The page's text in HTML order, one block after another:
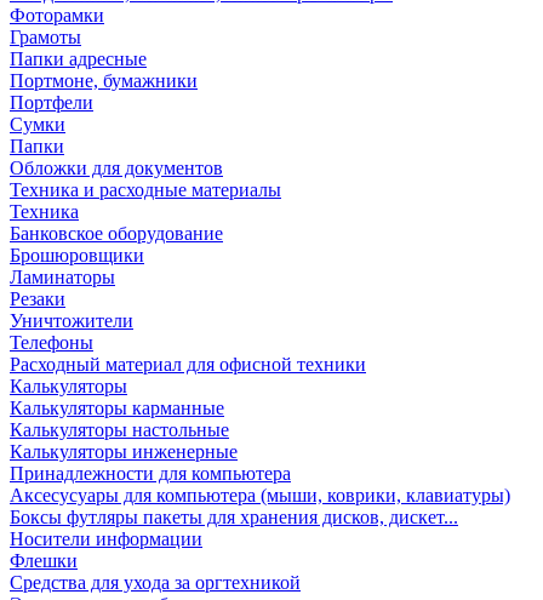
Фоторамки
Грамоты
Папки адресные
Портмоне, бумажники
Портфели
Сумки
Папки
Обложки для документов
Техника и расходные материалы
Техника
Банковское оборудование
Брошюровщики
Ламинаторы
Резаки
Уничтожители
Телефоны
Расходный материал для офисной техники
Калькуляторы
Калькуляторы карманные
Калькуляторы настольные
Калькуляторы инженерные
Принадлежности для компьютера
Аксесусуары для компьютера (мыши, коврики, клавиатуры)
Боксы футляры пакеты для хранения дисков, дискет...
Носители информации
Флешки
Средства для ухода за оргтехникой